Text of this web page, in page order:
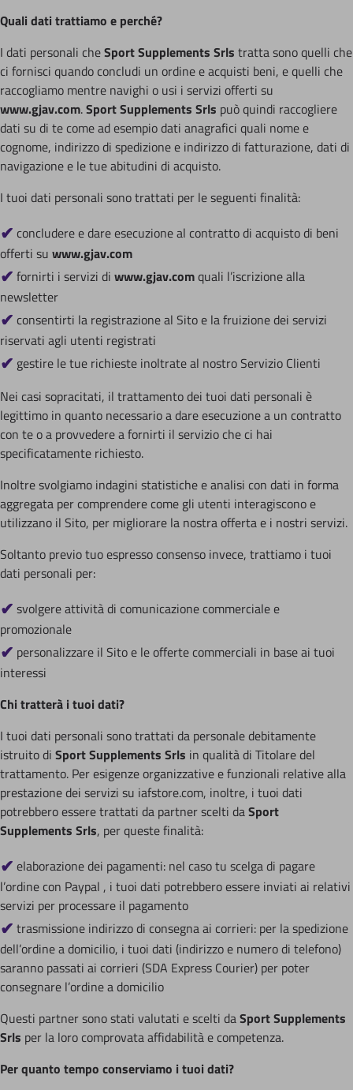
Quali dati trattiamo e perché?
I dati personali cheSport Supplements Srls tratta sono quelli che
ci fornisci quando concludi un ordine e acquisti beni, e quelli che
raccogliamo mentre navighi o usi i servizi offerti su
www.gjav.com.Sport Supplements Srls può quindi raccogliere
dati su di te come ad esempio dati anagrafici quali nome e
cognome, indirizzo di spedizione e indirizzo di fatturazione, dati di
navigazione e le tue abitudini di acquisto.
I tuoi dati personali sono trattati per le seguenti finalità:
concludere e dare esecuzione al contratto di acquisto di beni
offerti su www.gjav.com
fornirti i servizi di www.gjav.comquali l’iscrizione alla
newsletter
consentirti la registrazione al Sito e la fruizione dei servizi
riservati agli utenti registrati
gestire le tue richieste inoltrate al nostro Servizio Clienti
Nei casi sopracitati, il trattamento dei tuoi dati personali è
legittimo in quanto necessario a dare esecuzione a un contratto
con te o a provvedere a fornirti il servizio che ci hai
specificatamente richiesto.
Inoltre svolgiamo indagini statistiche e analisi con dati in forma
aggregata per comprendere come gli utenti interagiscono e
utilizzano il Sito, per migliorare la nostra offerta e i nostri servizi.
Soltanto previo tuo espresso consenso invece, trattiamo i tuoi
dati personali per:
svolgere attività di comunicazione commerciale e
promozionale
personalizzare il Sito e le offerte commerciali in base ai tuoi
interessi
Chi tratterà i tuoi dati?
I tuoi dati personali sono trattati da personale debitamente
istruito di Sport Supplements Srls in qualità di Titolare del
trattamento. Per esigenze organizzative e funzionali relative alla
prestazione dei servizi su iafstore.com, inoltre, i tuoi dati
potrebbero essere trattati da partner scelti daSport
Supplements Srls, per queste finalità:
elaborazione dei pagamenti: nel caso tu scelga di pagare
l’ordine con Paypal , i tuoi dati potrebbero essere inviati ai relativi
servizi per processare il pagamento
trasmissione indirizzo di consegna ai corrieri: per la spedizione
dell’ordine a domicilio, i tuoi dati (indirizzo e numero di telefono)
saranno passati ai corrieri (SDA Express Courier) per poter
consegnare l’ordine a domicilio
Questi partner sono stati valutati e scelti daSport Supplements
Srls per la loro comprovata affidabilità e competenza.
Per quanto tempo conserviamo i tuoi dati?